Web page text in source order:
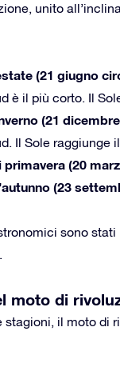
unito
(21 giugno
è il più corto. Il
(21
Il Sole raggiunge
primavera (20
(23
sono
moto di
stagioni, il moto di